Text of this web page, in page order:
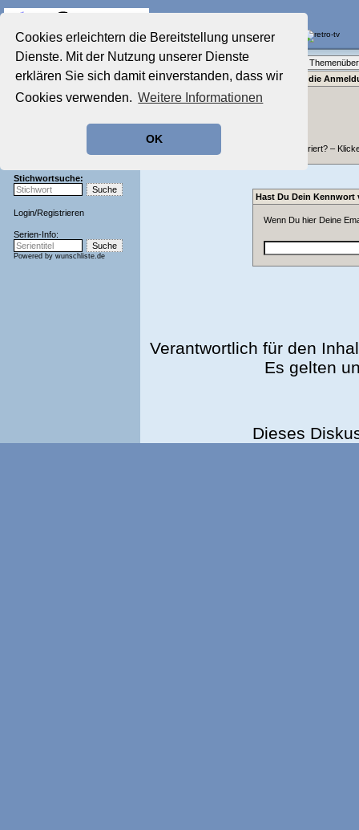
Cookies erleichtern die Bereitstellung unserer
Dienste. Mit der Nutzung unserer Dienste
erklären Sie sich damit einverstanden, dass wir
Cookies verwenden. Weitere Informationen
OK
Startseite
Aktuelles Forum
Film-Forum
Zeichentrick-Forum
Stichwortsuche:
Login/Registrieren
Serien-Info:
Powered by wunschliste.de
Bitte gib für die
Nicht registriert? –
Hast Du Dein Kennwort
Wenn Du hier Deine
Verantwortlich für den
Es gelten
Dieses